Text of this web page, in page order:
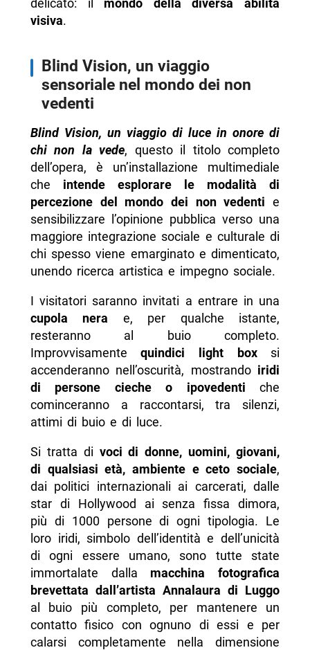
delicato: il mondo della diversa abilità
visiva.
Blind Vision, un viaggio
sensoriale nel mondo dei non
vedenti
Blind Vision, un viaggio di luce in onore di
chi non la vede, questo il titolo completo
dell’opera, è un’installazione multimediale
che intende esplorare le modalità di
percezione del mondo dei non vedenti e
sensibilizzare l’opinione pubblica verso una
maggiore integrazione sociale e culturale di
chi spesso viene emarginato e dimenticato,
unendo ricerca artistica e impegno sociale.
I visitatori saranno invitati a entrare in una
cupola nera e, per qualche istante,
resteranno al buio completo.
Improvvisamentequindici light boxsi
accenderanno nell’oscurità, mostrando iridi
di persone cieche o ipovedenti che
cominceranno a raccontarsi, tra silenzi,
attimi di buio e di luce.
Si tratta di voci di donne, uomini, giovani,
di qualsiasi età, ambiente e ceto sociale,
dai politici internazionali ai carcerati, dalle
star di Hollywood ai senza fissa dimora,
più di 1000 persone di ogni tipologia. Le
loro iridi, simbolo dell’identità e dell’unicità
di ogni essere umano, sono tutte state
immortalate dalla macchina fotografica
brevettata dall’artista Annalaura di Luggo
al buio più completo, per mantenere un
contatto fisico con ognuno di essi e per
calarsi completamente nella dimensione